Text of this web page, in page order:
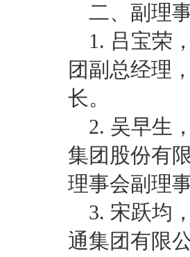
二、副理
1. 吕宝荣
团副总经理
长。
2. 吴早生
集团股份有
理事会副理事
3. 宋跃均
通集团有限